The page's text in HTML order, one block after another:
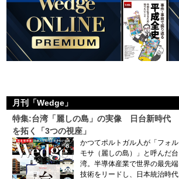
月刊「Wedge」
特集:台湾「麗しの島」の実像 日台新時代
を拓く「3つの視座」
かつてポルトガル人が「フォル
モサ（麗しの島）」と呼んだ台
湾。半導体産業で世界の最先端
技術をリードし、日本統治時代